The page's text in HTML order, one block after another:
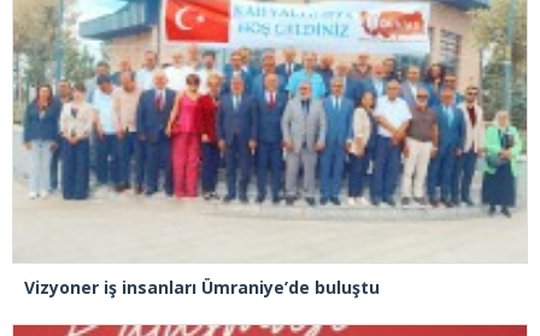
Vizyoner iş insanları Ümraniye’de buluştu